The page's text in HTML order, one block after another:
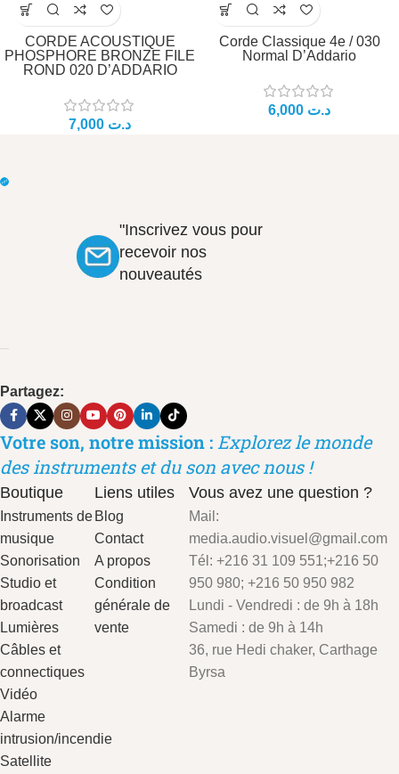
CORDE ACOUSTIQUE
PHOSPHORE BRONZE FILE
ROND 020 D’ADDARIO
د.ت
Corde Classique 4e / 030
Normal D’Addario
د.ت
"Inscrivez vous pour
recevoir nos
nouveautés
Partagez:
Votre son, notre mission : Explorez le monde
des instruments et du son avec nous !
Boutique
Instruments de
musique
Sonorisation
Studio et
broadcast
Lumières
Câbles et
connectiques
Vidéo
Alarme
intrusion/incendie
Satellite
Liens utiles
Blog
Contact
A propos
Condition
générale de
vente
Vous avez une question ?
Mail:
media.audio.visuel@gmail.com
Tél: +216 31 109 551;+216 50
950 980; +216 50 950 982
Lundi - Vendredi : de 9h à 18h
Samedi : de 9h à 14h
36, rue Hedi chaker, Carthage
Byrsa